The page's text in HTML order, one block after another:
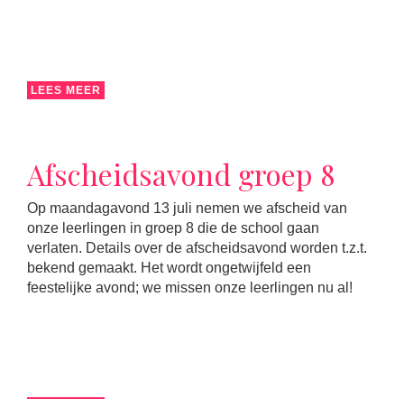
LEES MEER
Afscheidsavond groep 8
Op maandagavond 13 juli nemen we afscheid van
onze leerlingen in groep 8 die de school gaan
verlaten. Details over de afscheidsavond worden t.z.t.
bekend gemaakt. Het wordt ongetwijfeld een
feestelijke avond; we missen onze leerlingen nu al!